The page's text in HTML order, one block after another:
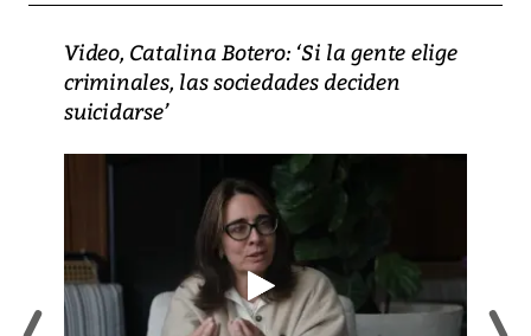
Video, Catalina Botero: ‘Si la gente elige
criminales, las sociedades deciden
suicidarse’